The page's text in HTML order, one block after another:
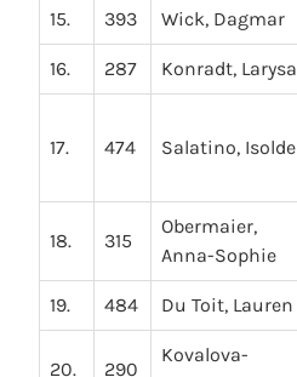
15. 393 Wick, Dagmar
16. 287 Konradt, Larysa
17. 474 Salatino, Isolde
18. 315
Obermaier,
Anna-Sophie
19. 484 Du Toit, Lauren
20. 290
Kovalova-